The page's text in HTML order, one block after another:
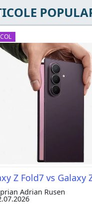
14 7437 -
care arată
Z Fold7 vs
Adrian Rusen